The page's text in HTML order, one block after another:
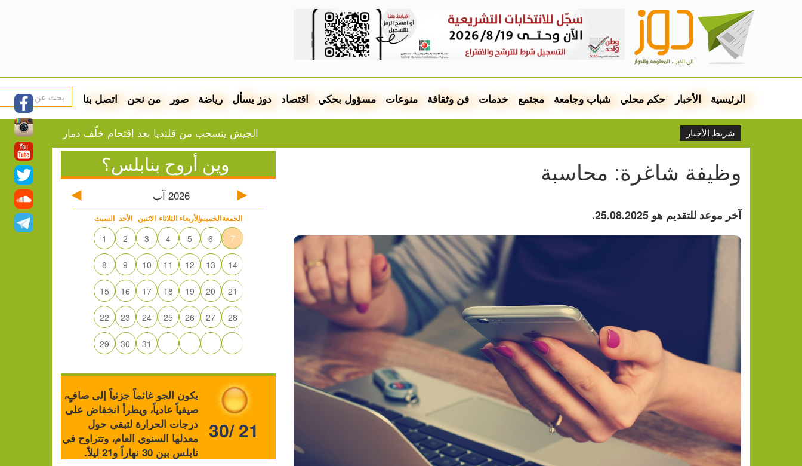
الرئيسية الأخبار حكم محلي شباب وجامعة مجتمع خدمات فن وثقافة منوعات مسؤول بحكي اقتصاد دوز يسأل رياضة صور من نحن اتصل بنا
شريط الأخبار الجيش ينسحب من قلنديا بعد اقتحام خلّف دمارا واعتقالات بالعشرات
وظيفة شاغرة: محاسبة
آخر موعد للتقديم هو 25.08.2025.
وين أروح بنابلس؟
2026 آب
السبت الأحد الاثنين الثلاثاء الأربعاءالخميسالجمعة
1 2 3 4 5 6 7
8 9 10 11 12 13 14
15 16 17 18 19 20 21
22 23 24 25 26 27 28
29 30 31
يكون الجو غائماً جزئياً إلى صافٍ،
صيفياً عادياً، ويطرأ انخفاض على
درجات الحرارة لتبقى حول
معدلها السنوي العام، وتتراوح في
نابلس بين 30 نهاراً و21 ليلاً.
30/ 21